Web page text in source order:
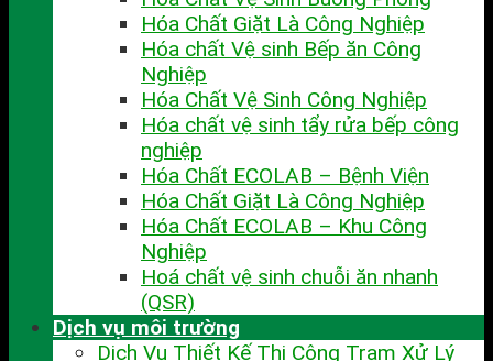
Hóa Chất Giặt Là Công Nghiệp
Hóa chất Vệ sinh Bếp ăn Công
Nghiệp
Hóa Chất Vệ Sinh Công Nghiệp
Hóa chất vệ sinh tẩy rửa bếp công
nghiệp
Hóa Chất ECOLAB – Bệnh Viện
Hóa Chất Giặt Là Công Nghiệp
Hóa Chất ECOLAB – Khu Công
Nghiệp
Hoá chất vệ sinh chuỗi ăn nhanh
(QSR)
Dịch vụ môi trường
Dịch Vụ Thiết Kế Thi Công Trạm Xử Lý